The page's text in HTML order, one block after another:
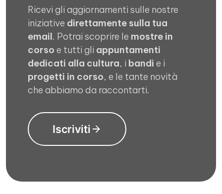
Ricevi gli aggiornamenti sulle nostre
iniziative direttamente sulla tua
email. Potrai scoprire le mostre in
corso e tutti gli appuntamenti
dedicati alla cultura, i bandi e i
progetti in corso, e le tante novità
che abbiamo da raccontarti.
Iscriviti